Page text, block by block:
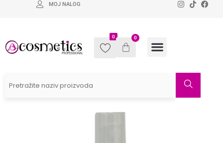
MOJ NALOG
0 0